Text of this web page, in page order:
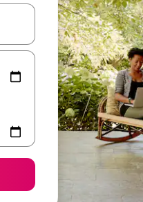
en utilisant les flèches vers